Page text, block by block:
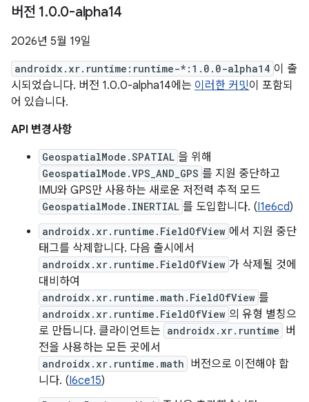
버전 1.0.0-alpha14
2026년 5월 19일
androidx.xr.runtime:runtime-*:1.0.0-alpha14 이 출
시되었습니다. 버전 1.0.0-alpha14에는 이러한 커밋이 포함되
어 있습니다.
API 변경사항
GeospatialMode.SPATIAL 을 위해
GeospatialMode.VPS_AND_GPS 를 지원 중단하고
IMU와 GPS만 사용하는 새로운 저전력 추적 모드
GeospatialMode.INERTIAL 를 도입합니다. (I1e6cd)
androidx.xr.runtime.FieldOfView 에서 지원 중단
태그를 삭제합니다. 다음 출시에서
androidx.xr.runtime.FieldOfView 가 삭제될 것에
대비하여
androidx.xr.runtime.math.FieldOfView 를
androidx.xr.runtime.FieldOfView 의 유형 별칭으
로 만듭니다. 클라이언트는 androidx.xr.runtime 버
전을 사용하는 모든 곳에서
androidx.xr.runtime.math 버전으로 이전해야 합
니다. (I6ce15)